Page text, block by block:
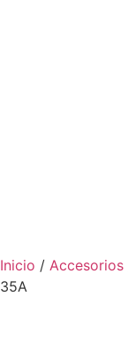
Inicio / Accesorios
35A